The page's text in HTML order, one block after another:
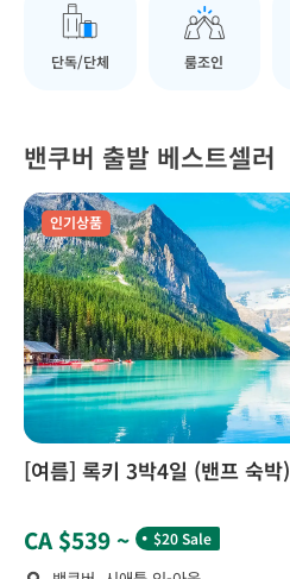
단독/단체 룸조인
밴쿠버 출발 베스트셀러
인기상품
[여름] 록키 3박4일 (밴프 숙박)
CA $539 ~ $20 Sale
˙